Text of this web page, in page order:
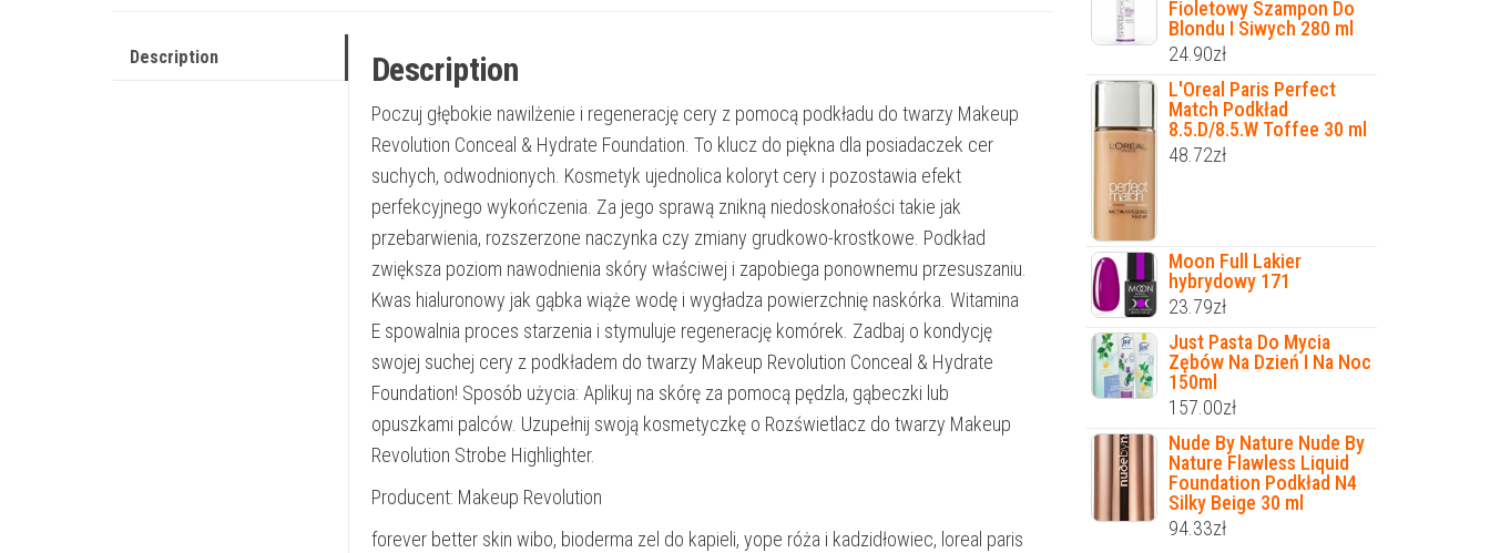
Description Description
Poczuj głębokie nawilżenie i regenerację cery z pomocą podkładu do twarzy Makeup
Revolution Conceal & Hydrate Foundation. To klucz do piękna dla posiadaczek cer
suchych, odwodnionych. Kosmetyk ujednolica koloryt cery i pozostawia efekt
perfekcyjnego wykończenia. Za jego sprawą znikną niedoskonałości takie jak
przebarwienia, rozszerzone naczynka czy zmiany grudkowo-krostkowe. Podkład
zwiększa poziom nawodnienia skóry właściwej i zapobiega ponownemu przesuszaniu.
Kwas hialuronowy jak gąbka wiąże wodę i wygładza powierzchnię naskórka. Witamina
E spowalnia proces starzenia i stymuluje regenerację komórek. Zadbaj o kondycję
swojej suchej cery z podkładem do twarzy Makeup Revolution Conceal & Hydrate
Foundation! Sposób użycia: Aplikuj na skórę za pomocą pędzla, gąbeczki lub
opuszkami palców. Uzupełnij swoją kosmetyczkę o Rozświetlacz do twarzy Makeup
Revolution Strobe Highlighter.
Producent: Makeup Revolution
forever better skin wibo, bioderma zel do kapieli, yope róża i kadzidłowiec, loreal paris
Fioletowy Szampon Do
Blondu I Siwych 280 ml
24.90zł
L'Oreal Paris Perfect
Match Podkład
8.5.D/8.5.W Toffee 30 ml
48.72zł
Moon Full Lakier
hybrydowy 171
23.79zł
Just Pasta Do Mycia
Zębów Na Dzień I Na Noc
150ml
157.00zł
Nude By Nature Nude By
Nature Flawless Liquid
Foundation Podkład N4
Silky Beige 30 ml
94.33zł